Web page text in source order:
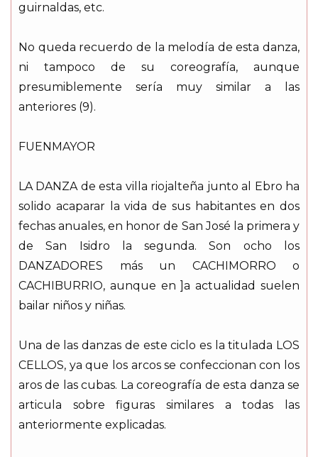
guirnaldas, etc.
No queda recuerdo de la melodía de esta danza,
ni tampoco de su coreografía, aunque
presumiblemente sería muy similar a las
anteriores (9).
FUENMAYOR
LA DANZA de esta villa riojalteña junto al Ebro ha
solido acaparar la vida de sus habitantes en dos
fechas anuales, en honor de San José la primera y
de San Isidro la segunda. Son ocho los
DANZADORES más un CACHIMORRO o
CACHIBURRIO, aunque en ]a actualidad suelen
bailar niños y niñas.
Una de las danzas de este ciclo es la titulada LOS
CELLOS, ya que los arcos se confeccionan con los
aros de las cubas. La coreografía de esta danza se
articula sobre figuras similares a todas las
anteriormente explicadas.